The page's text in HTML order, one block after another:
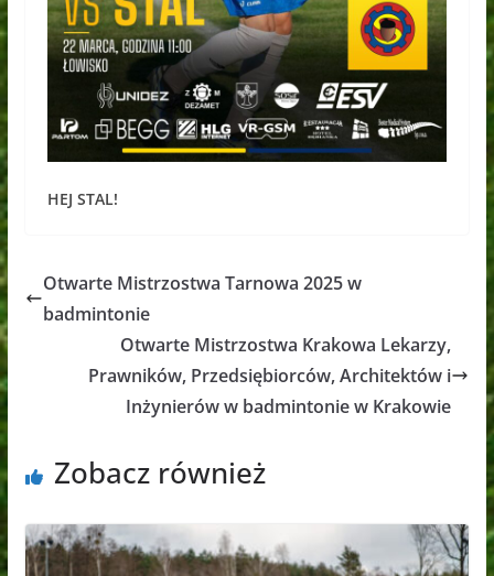
HEJ STAL!
Otwarte Mistrzostwa Tarnowa 2025 w
badmintonie
Otwarte Mistrzostwa Krakowa Lekarzy,
Prawników, Przedsiębiorców, Architektów i
Inżynierów w badmintonie w Krakowie
Zobacz również